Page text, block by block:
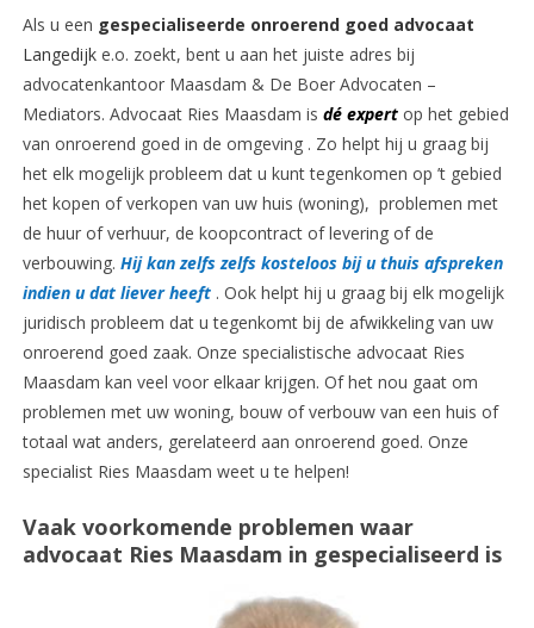
Als u een gespecialiseerde onroerend goed advocaat
Langedijk e.o. zoekt, bent u aan het juiste adres bij
advocatenkantoor Maasdam & De Boer Advocaten –
Mediators. Advocaat Ries Maasdam is dé expert op het gebied
van onroerend goed in de omgeving . Zo helpt hij u graag bij
het elk mogelijk probleem dat u kunt tegenkomen op ’t gebied
het kopen of verkopen van uw huis (woning), problemen met
de huur of verhuur, de koopcontract of levering of de
verbouwing. Hij kan zelfs zelfs kosteloos bij u thuis afspreken
indien u dat liever heeft. Ook helpt hij u graag bij elk mogelijk
juridisch probleem dat u tegenkomt bij de afwikkeling van uw
onroerend goed zaak. Onze specialistische advocaat Ries
Maasdam kan veel voor elkaar krijgen. Of het nou gaat om
problemen met uw woning, bouw of verbouw van een huis of
totaal wat anders, gerelateerd aan onroerend goed. Onze
specialist Ries Maasdam weet u te helpen!
Vaak voorkomende problemen waar
advocaat Ries Maasdam in gespecialiseerd is